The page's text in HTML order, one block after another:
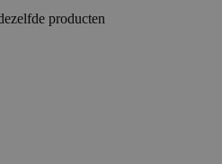
producten